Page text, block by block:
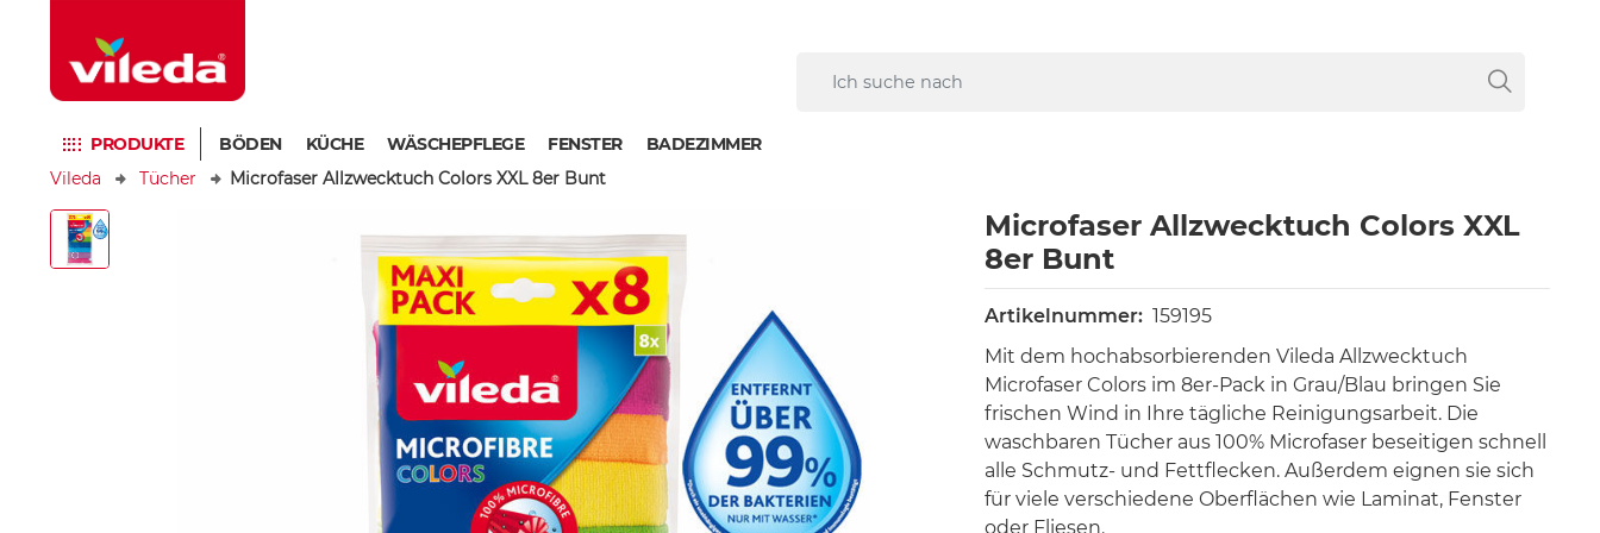
PRODUKTE BÖDEN KÜCHE WÄSCHEPFLEGE FENSTER
BADEZIMMER
Vileda
Tücher Microfaser Allzwecktuch Colors XXL 8er Bunt
Microfaser Allzwecktuch Colors XXL
8er Bunt
Artikelnummer:159195
Mit dem hochabsorbierenden Vileda Allzwecktuch
Microfaser Colors im 8er-Pack in Grau/Blau bringen Sie
frischen Wind in Ihre tägliche Reinigungsarbeit. Die
waschbaren Tücher aus 100% Microfaser beseitigen schnell
alle Schmutz- und Fettflecken. Außerdem eignen sie sich
für viele verschiedene Oberflächen wie Laminat, Fenster
oder Fliesen.